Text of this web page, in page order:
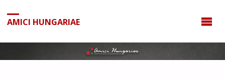
treści
AMICI HUNGARIAE